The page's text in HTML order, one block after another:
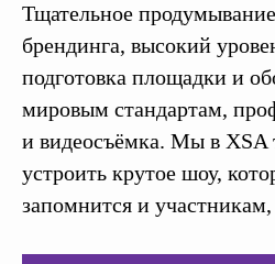
Тщательное
брендинга, высокий
подготовка площадки и
мировым стандартам,
и видеосъёмка. Мы в XSA
устроить крутое шоу,
запомнится и